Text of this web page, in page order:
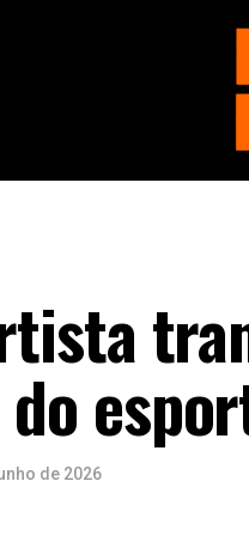
de 2026